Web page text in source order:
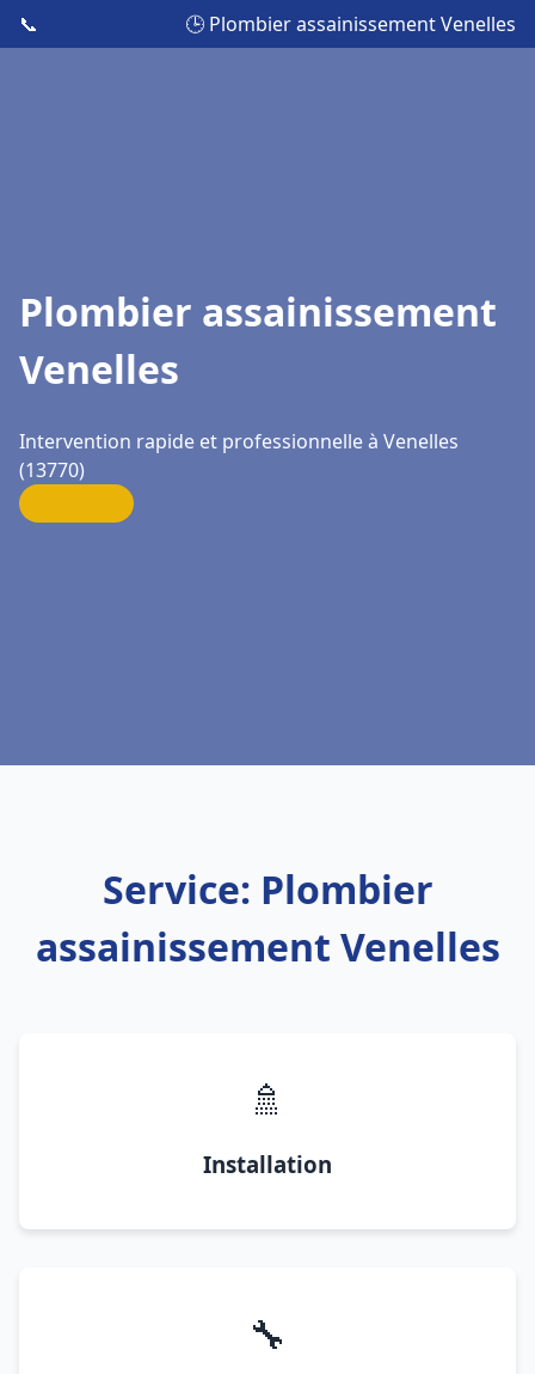
📞 🕒 Plombier assainissement Venelles
Plombier assainissement
Venelles
Intervention rapide et professionnelle à Venelles
(13770)
Service: Plombier
assainissement Venelles
🚿
Installation
🔧